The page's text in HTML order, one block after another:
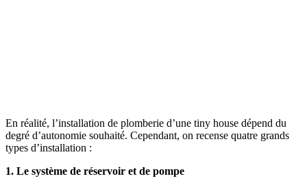
En réalité, l’installation de plomberie d’une tiny house dépend du
degré d’autonomie souhaité. Cependant, on recense quatre grands
types d’installation :
1. Le système de réservoir et de pompe